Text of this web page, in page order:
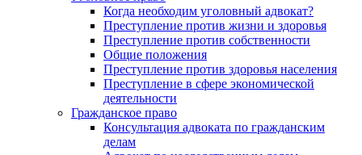
Когда необходим уголовный адвокат?
Преступление против жизни и здоровья
Преступление против собственности
Общие положения
Преступление против здоровья населения
Преступление в сфере экономической
деятельности
Гражданское право
Консультация адвоката по гражданским
делам